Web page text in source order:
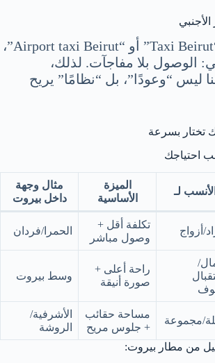
السائح قد يقول “Taxi Beirut” أو “Airport taxi Beirut”،
الوصول بلا مفاجآت. لذلك،
ليس “وعودًا”، بل “نظامًا” يريح
تختار بسرعة
احتياجك
الأنسب لـ
الميزة
الأساسية
مثال وجهة
داخل بيروت
أزواج
تكلفة أقل +
وصول مباشر
الحمرا/فردان
راحة أعلى +
صورة أنيقة
وسط بيروت
مجموعة
مساحة حقائب
+ جلوس مريح
الأشرفية/
الروشة
من مطار بيروت: